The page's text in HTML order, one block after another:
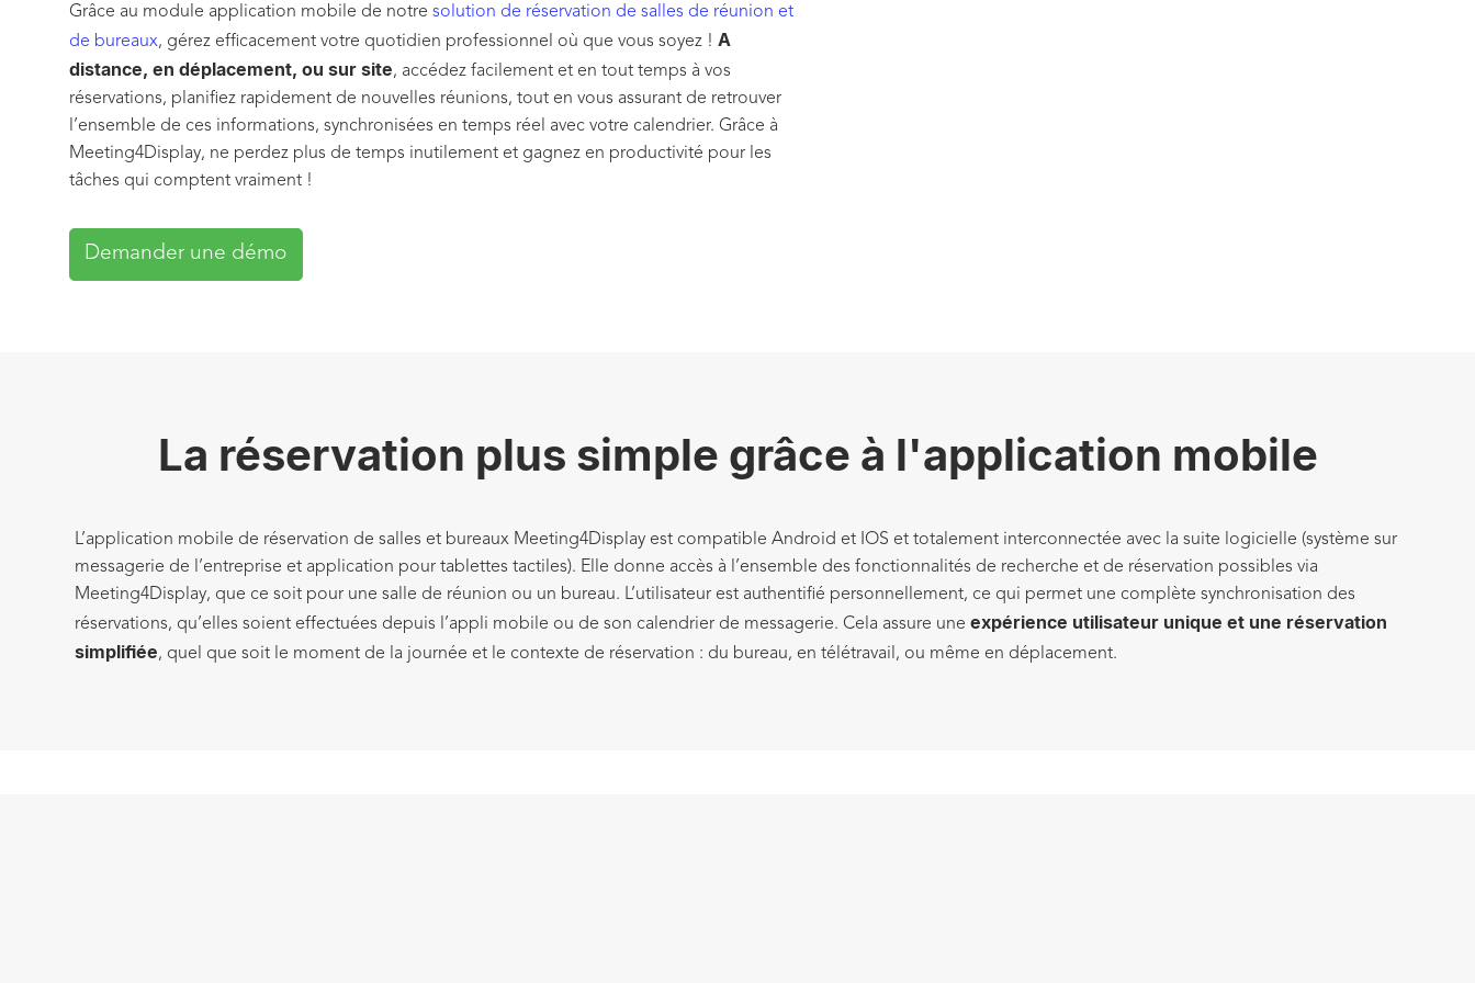
Grâce au module application mobile de notre solution de réservation de salles de réunion et
de bureaux, gérez efficacement votre quotidien professionnel où que vous soyez ! A
distance, en déplacement, ou sur site, accédez facilement et en tout temps à vos
réservations, planifiez rapidement de nouvelles réunions, tout en vous assurant de retrouver
l’ensemble de ces informations, synchronisées en temps réel avec votre calendrier. Grâce à
Meeting4Display, ne perdez plus de temps inutilement et gagnez en productivité pour les
tâches qui comptent vraiment !
Demander une démo
La réservation plus simple grâce à l'application mobile
L’application mobile de réservation de salles et bureaux Meeting4Display est compatible Android et IOS et totalement interconnectée avec la suite logicielle (système sur
messagerie de l’entreprise et application pour tablettes tactiles). Elle donne accès à l’ensemble des fonctionnalités de recherche et de réservation possibles via
Meeting4Display, que ce soit pour une salle de réunion ou un bureau. L’utilisateur est authentifié personnellement, ce qui permet une complète synchronisation des
réservations, qu’elles soient effectuées depuis l’appli mobile ou de son calendrier de messagerie. Cela assure une expérience utilisateur unique et une réservation
simplifiée, quel que soit le moment de la journée et le contexte de réservation : du bureau, en télétravail, ou même en déplacement.